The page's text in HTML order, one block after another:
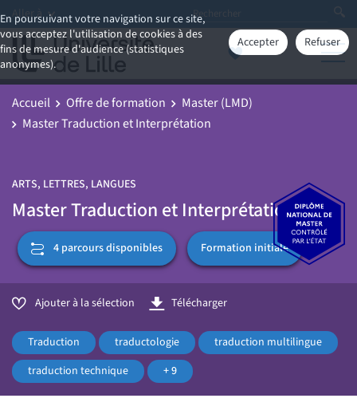
En poursuivant votre navigation sur ce site,
vous acceptez l'utilisation de cookies à des
fins de mesure d'audience (statistiques
anonymes).
Accepter Refuser
Aller à
Accueil Offre de formation
Master (LMD)
Master Traduction et Interprétation
ARTS, LETTRES, LANGUES
Master Traduction et Interprétation
4 parcours disponibles Formation initiale
Ajouter à la sélection Télécharger
Traduction traductologie
traduction multilingue
traduction technique
+ 9